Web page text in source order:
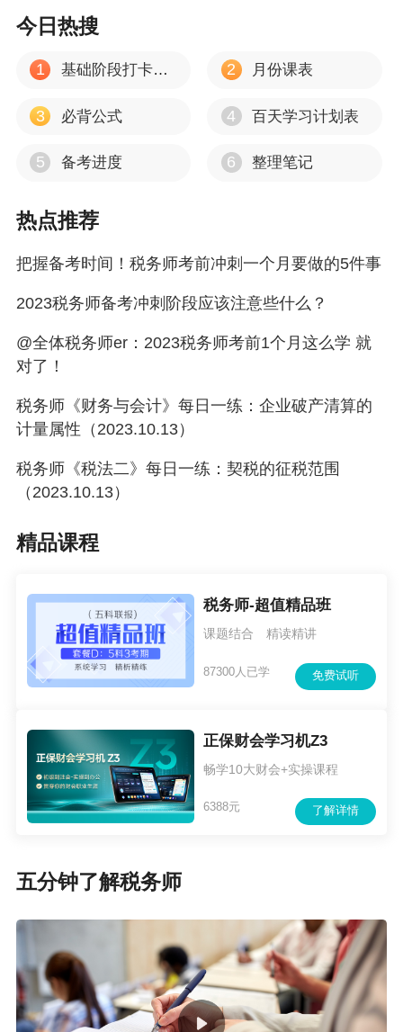
答题技
巧
税一
常见错
题
目~点击进入>
今日热搜
1 基础阶段打卡计划 2 月份课表
3 必背公式 4 百天学习计划表
5 备考进度 6 整理笔记
热点推荐
把握备考时间！税务师考前冲刺一个月要做的5件事
2023税务师备考冲刺阶段应该注意些什么？
@全体税务师er：2023税务师考前1个月这么学 就
对了！
税务师《财务与会计》每日一练：企业破产清算的
计量属性（2023.10.13）
税务师《税法二》每日一练：契税的征税范围
（2023.10.13）
精品课程
税务师-超值精品班
课题结合 精读精讲
免费试听
87300人已学
正保财会学习机Z3
畅学10大财会+实操课程
了解详情
6388元
五分钟了解税务师